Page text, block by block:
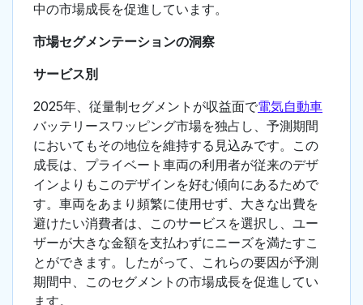
中の市場成長を促進しています。
市場セグメンテーションの洞察
サービス別
2025年、従量制セグメントが収益面で電気自動車
バッテリースワッピング市場を独占し、予測期間
においてもその地位を維持する見込みです。この
成長は、プライベート車両の利用者が従来のデザ
インよりもこのデザインを好む傾向にあるためで
す。車両をあまり頻繁に使用せず、大きな出費を
避けたい消費者は、このサービスを選択し、ユー
ザーが大きな金額を支払わずにニーズを満たすこ
とができます。したがって、これらの要因が予測
期間中、このセグメントの市場成長を促進してい
ます。